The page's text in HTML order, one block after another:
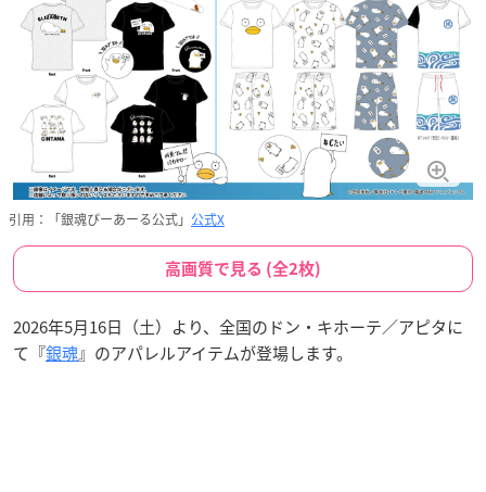
引用：「銀魂ぴーあーる公式」 公式X
高画質で見る (全2枚)
2026年5月16日（土）より、全国のドン・キホーテ／アピタに
て『銀魂』のアパレルアイテムが登場します。